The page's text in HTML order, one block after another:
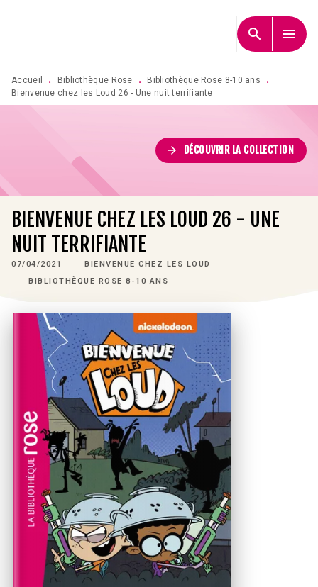
search menu
Accueil • Bibliothèque Rose • Bibliothèque Rose 8-10 ans
•
Bienvenue chez les Loud 26 - Une nuit terrifiante
arrow_forward DÉCOUVRIR LA COLLECTION
BIENVENUE CHEZ LES LOUD 26 - UNE
NUIT TERRIFIANTE
07/04/2021
BIENVENUE CHEZ LES LOUD
BIBLIOTHÈQUE ROSE 8-10 ANS